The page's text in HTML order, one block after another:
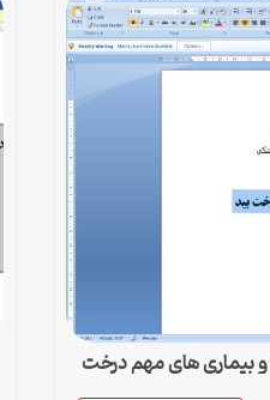
و بیماری های مهم درخت